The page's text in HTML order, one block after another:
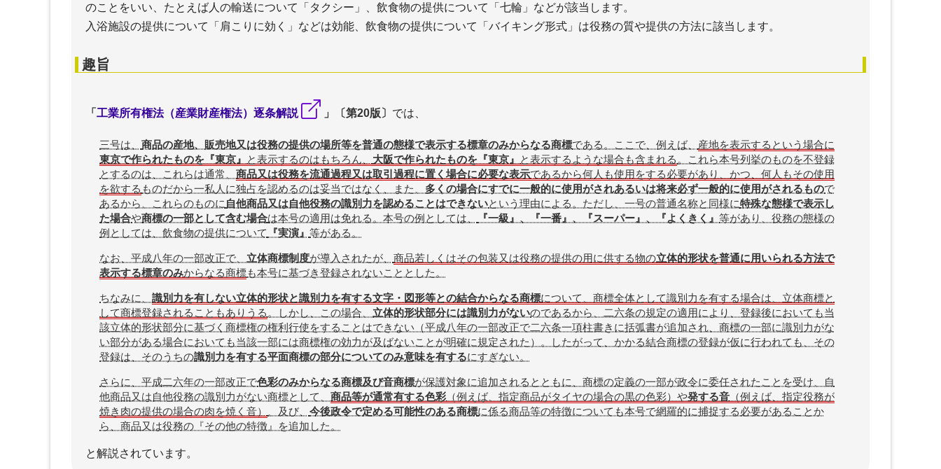
のことをいい、たとえば人の輸送について「タクシー」、飲食物の提供について「七輪」などが該当します。
入浴施設の提供について「肩こりに効く」などは効能、飲食物の提供について「バイキング形式」は役務の質や提供の方法に該当します。
趣旨
「 工業所有権法（産業財産権法）逐条解説 」〔第20版〕 では、
三号は、 商品の産地、販売地又は役務の提供の場所等を普通の態様で表示する標章のみからなる商標である。ここで、例えば、 産地を表示するという場合に
東京で作られたものを『東京』 と表示するのはもちろん、 大阪で作られたものを『東京』 と表示するような場合も含まれる 。これら本号列挙のものを不登録
とするのは、これらは通常、 商品又は役務を流通過程又は取引過程に置く場合に必要な表示であるから何人も使用をする必要があり、かつ、何人もその使用
を欲する ものだから一私人に独占を認めるのは妥当ではなく、また、 多くの場合にすでに一般的に使用がされあるいは将来必ず一般的に使用がされるもので
あるから、これらのものに 自他商品又は自他役務の識別力を認めることはできないという理由による。ただし、一号の普通名称と同様に特殊な態様で表示し
た場合や商標の一部として含む場合は本号の適用は免れる。本号の例としては、 『一級』、『一番』、『スーパー』、『よくきく』 等があり、役務の態様の
例としては、飲食物の提供について
『実演』 等がある。
なお、平成八年の一部改正で、 立体商標制度が導入されたが、 商品若しくはその包装又は役務の提供の用に供する物の立体的形状を普通に用いられる方法で
表示する標章のみからなる商標も本号に基づき登録されないこととした。
ちなみに、 識別力を有しない立体的形状と識別力を有する文字・図形等との結合からなる商標について、商標全体として識別力を有する場合は、立体商標と
して商標登録されることもありうる 。しかし、この場合、 立体的形状部分には識別力がないのであるから、二六条の規定の適用により、登録後においても当
該立体的形状部分に基づく商標権の権利行使をすることはできない（平成八年の一部改正で二六条一項柱書きに括弧書が追加され、商標の一部に識別力がな
い部分がある場合においても当該一部には商標権の効力が及ばないことが明確に規定された）。したがって、かかる結合商標の登録が仮に行われても、その
登録は、そのうちの識別力を有する平面商標の部分についてのみ意味を有するにすぎない。
さらに、平成二六年の一部改正で色彩のみからなる商標及び音商標が保護対象に追加されるとともに、商標の定義の一部が政令に委任されたことを受け、自
他商品又は自他役務の識別力がない商標として、 商品等が通常有する色彩 （例えば、指定商品がタイヤの場合の黒の色彩）や発する音 （例えば、指定役務が
焼き肉の提供の場合の肉を焼く音）
、及び、 今後政令で定める可能性のある商標に係る商品等の特徴についても本号で網羅的に捕捉する必要があることか
ら、商品又は役務の『その他の特徴』を追加した。
と解説されています。